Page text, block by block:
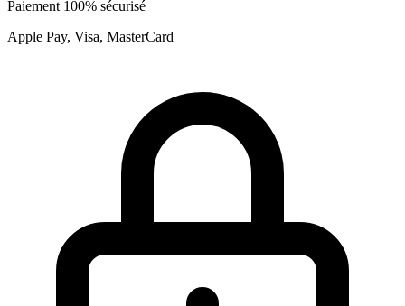
Paiement 100% sécurisé
Apple Pay, Visa, MasterCard